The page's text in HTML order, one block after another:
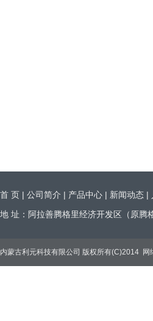
首 页 | 公司简介 | 产品中心 | 新闻动态 |
地 址：阿拉善腾格里经济开发区（原腾
内蒙古利元科技有限公司 版权所有(C)2014 网